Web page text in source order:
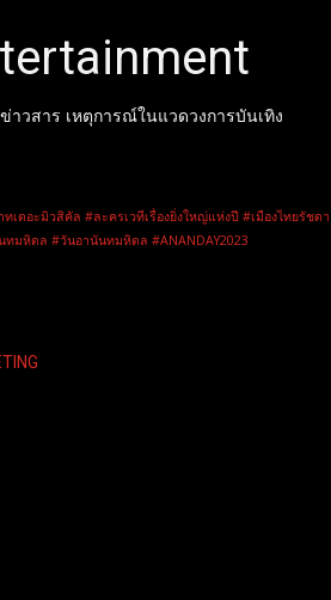
าวสาร เหตุการณ์ในแวดวงการบันเทิง
เดอะมิวสิคัล #ละครเวทีเรื่องยิ่งใหญ่แห่งปี #เมืองไทยรัชดา
ทมหิดล #วันอานันทมหิดล #ANANDAY2023